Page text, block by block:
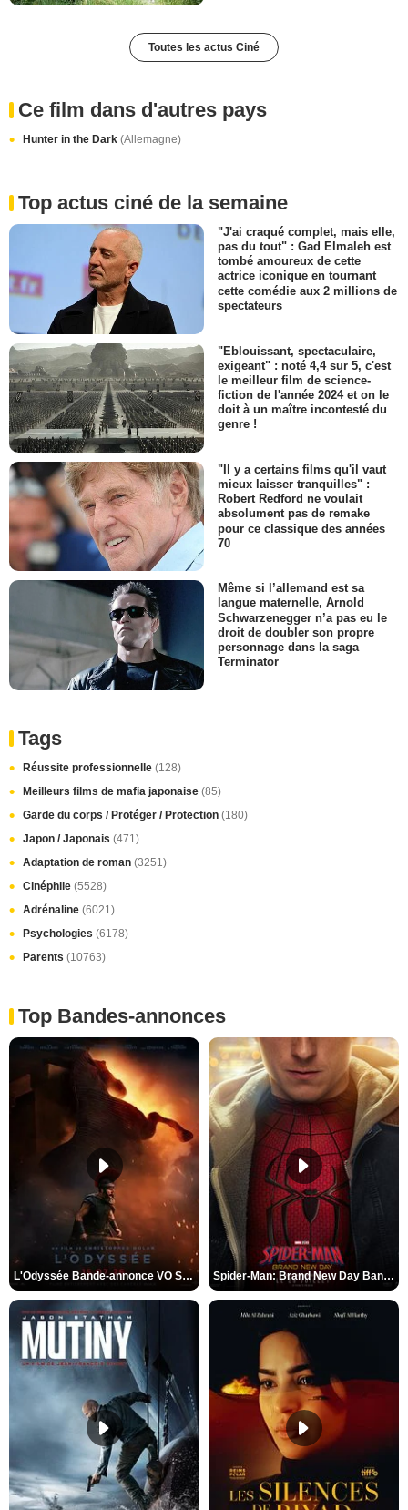
Toutes les actus Ciné
Ce film dans d'autres pays
Hunter in the Dark (Allemagne)
Top actus ciné de la semaine
"J'ai craqué complet, mais elle,
pas du tout" : Gad Elmaleh est
tombé amoureux de cette
actrice iconique en tournant
cette comédie aux 2 millions de
spectateurs
"Eblouissant, spectaculaire,
exigeant" : noté 4,4 sur 5, c'est
le meilleur film de science-
fiction de l'année 2024 et on le
doit à un maître incontesté du
genre !
"Il y a certains films qu'il vaut
mieux laisser tranquilles" :
Robert Redford ne voulait
absolument pas de remake
pour ce classique des années
70
Même si l’allemand est sa
langue maternelle, Arnold
Schwarzenegger n’a pas eu le
droit de doubler son propre
personnage dans la saga
Terminator
Tags
Réussite professionnelle (128)
Meilleurs films de mafia japonaise (85)
Garde du corps / Protéger / Protection (180)
Japon / Japonais (471)
Adaptation de roman (3251)
Cinéphile (5528)
Adrénaline (6021)
Psychologies (6178)
Parents (10763)
Top Bandes-annonces
L'Odyssée Bande-annonce VO STFR Spider-Man: Brand New Day Bande-annonce VO STFR